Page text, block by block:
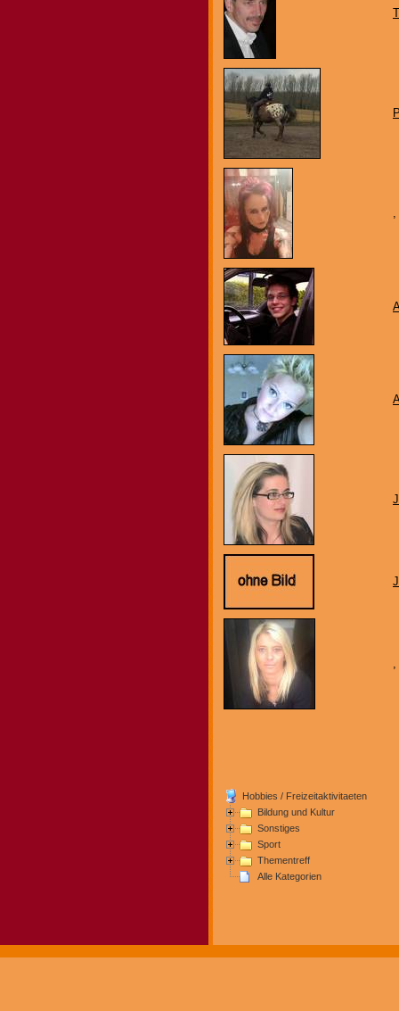
,
,
Hobbies / Freizeitaktivitaeten
Bildung und Kultur
Sonstiges
Sport
Thementreff
Alle Kategorien